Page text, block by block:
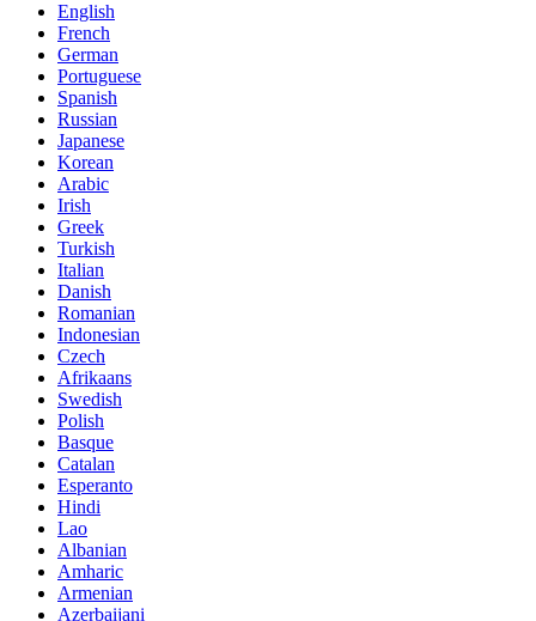
English
French
German
Portuguese
Spanish
Russian
Japanese
Korean
Arabic
Irish
Greek
Turkish
Italian
Danish
Romanian
Indonesian
Czech
Afrikaans
Swedish
Polish
Basque
Catalan
Esperanto
Hindi
Lao
Albanian
Amharic
Armenian
Azerbaijani